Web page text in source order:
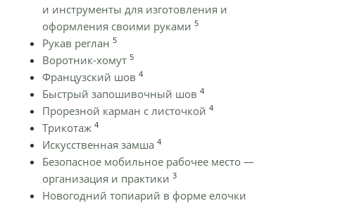
и инструменты для изготовления и
оформления своими руками 5
Рукав реглан 5
Воротник-хомут 5
Французский шов 4
Быстрый запошивочный шов 4
Прорезной карман с листочкой 4
Трикотаж 4
Искусственная замша 4
Безопасное мобильное рабочее место —
организация и практики 3
Новогодний топиарий в форме елочки